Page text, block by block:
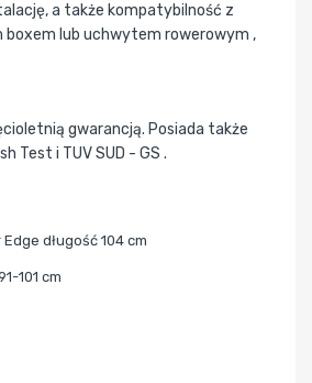
a także kompatybilność z
lub uchwytem rowerowym ,
gwarancją. Posiada także
Test i TUV SUD - GS .
długość 104 cm
101 cm